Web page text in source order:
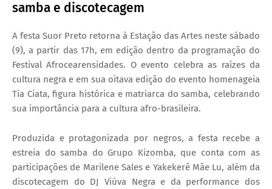
samba e discotecagem
A festa Suor Preto retorna à Estação das Artes neste sábado
(9), a partir das 17h, em edição dentro da programação do
Festival Afrocearensidades. O evento celebra as raízes da
cultura negra e em sua oitava edição do evento homenageia
Tia Ciata, figura histórica e matriarca do samba, celebrando
sua importância para a cultura afro-brasileira.
Produzida e protagonizada por negros, a festa recebe a
estreia do samba do Grupo Kizomba, que conta com as
participações de Marilene Sales e Yakekerê Mãe Lu, além da
discotecagem do DJ Viúva Negra e da performance dos